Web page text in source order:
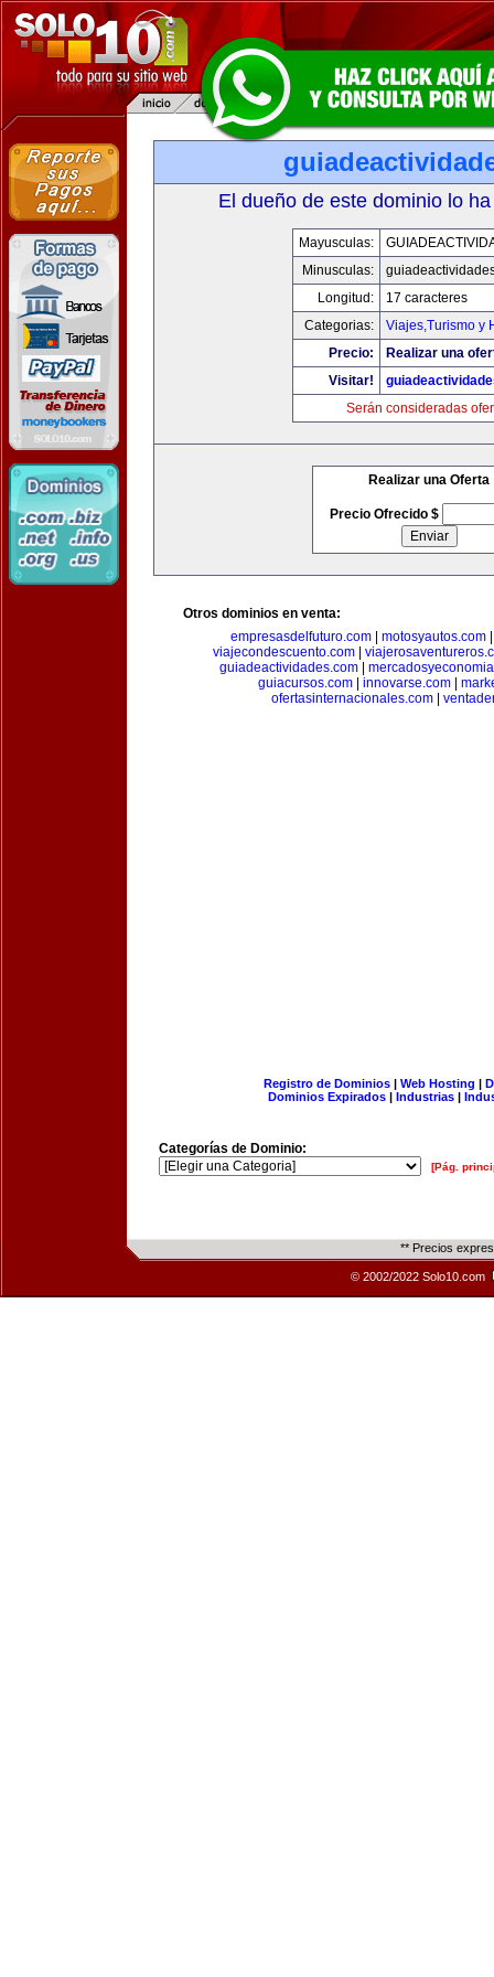
El dueño de este dominio lo
Mayusculas:
Minusculas:
Longitud:
17 caracteres
Categorias:
Viajes,Turismo y
Precio:
Realizar una
Visitar!
Serán consideradas
Realizar una Oferta
Precio Ofrecido $
Otros dominios en venta:
empresasdelfuturo.com| motosyautos.com
viajecondescuento.com
guiadeactividades.com|
guiacursos.com| innovarse.com|
ofertasinternacionales.com
Registro de Dominios| Web Hosting |
Dominios Expirados | Industrias |
Categorías de Dominio:
[Pág.
** Precios
© 2002/2022 Solo10.com